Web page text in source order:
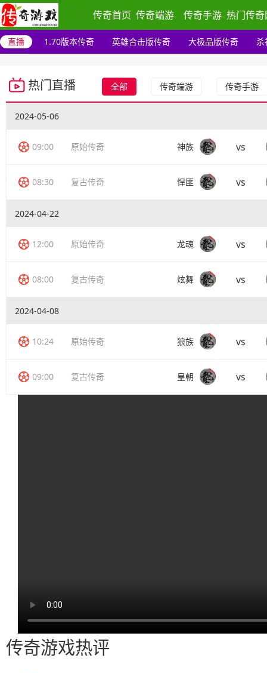
传奇首页 传奇端游 传奇手游 热门传
直播 1.70版本传奇 英雄合击版传奇 大极品版传奇 杀
热门直播 全部 传奇端游 传奇手游
2024-05-06
09:00 原始传奇 神族 vs
08:30 复古传奇 悍匪 vs
2024-04-22
12:00 原始传奇 龙魂 vs
08:00 复古传奇 炫舞 vs
2024-04-08
10:24 原始传奇 狼族 vs
09:00 复古传奇 皇朝 vs
传奇游戏热评